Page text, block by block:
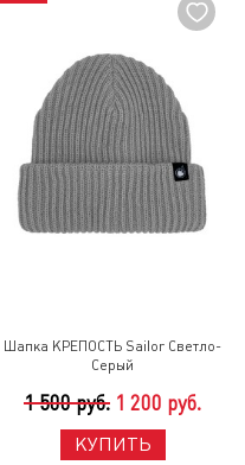
Шапка КРЕПОСТЬ Sailor Светло-
Серый
1 500 руб. 1 200 руб.
КУПИТЬ